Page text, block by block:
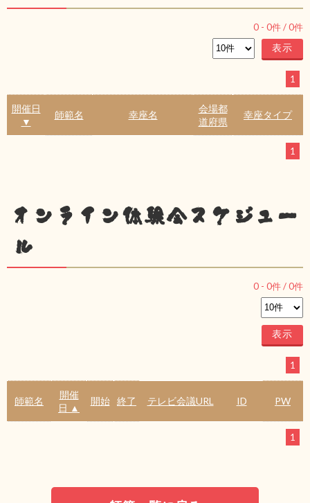
0 - 0件 /0件
1
開催日
▼
師範名 幸座名
会場都
道府県
幸座タイプ
1
オンライン体験会スケジュー
ル
0 - 0件 /0件
1
師範名
開催
日 ▲
開始 終了 テレビ会議URL ID PW
1